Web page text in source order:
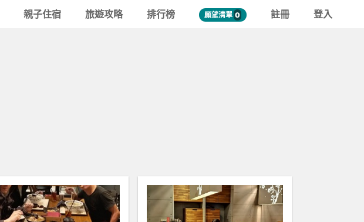
親子住宿 旅遊攻略 排行榜 願望清單 0 註冊 登入